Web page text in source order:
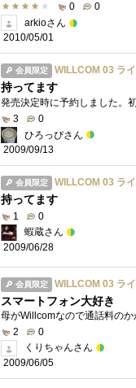
0
0
arkioさん
2010/05/01
会員限定 WILLCOM 03 ライムトーン
持ってます
3
0
ひろっぴさん
2009/09/13
会員限定 WILLCOM 03 ライムトーン
持ってます
1
0
蝦蔵さん
2009/06/28
会員限定 WILLCOM 03 ライムトーン
スマートフォン大好き
2
0
くりちゃんさん
2009/06/05